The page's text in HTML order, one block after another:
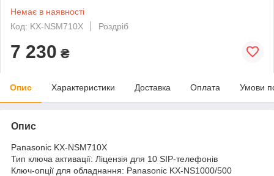
Немає в наявності
Код: KX-NSM710X
Роздріб
7 230 ₴
Опис Характеристики Доставка Оплата Умови
Опис
Panasonic KX-NSM710X
Тип ключа активації: Ліцензія для 10 SIP-телефонів
Ключ-опції для обладнання: Panasonic KX-NS1000/500